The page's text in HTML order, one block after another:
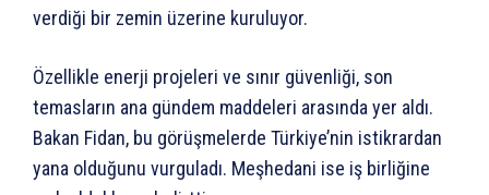
verdiği bir zemin üzerine kuruluyor.
Özellikle enerji projeleri ve sınır güvenliği, son
temasların ana gündem maddeleri arasında yer aldı.
Bakan Fidan, bu görüşmelerde Türkiye’nin istikrardan
yana olduğunu vurguladı. Meşhedani ise iş birliğine